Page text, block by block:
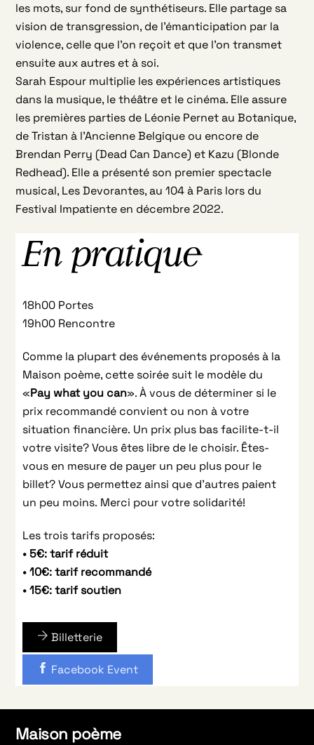
les mots, sur fond de synthétiseurs. Elle partage sa
vision de transgression, de l’émanticipation par la
violence, celle que l’on reçoit et que l’on transmet
ensuite aux autres et à soi.
Sarah Espour multiplie les expériences artistiques
dans la musique, le théâtre et le cinéma. Elle assure
les premières parties de Léonie Pernet au Botanique,
de Tristan à l’Ancienne Belgique ou encore de
Brendan Perry (Dead Can Dance) et Kazu (Blonde
Redhead). Elle a présenté son premier spectacle
musical, Les Devorantes, au 104 à Paris lors du
Festival Impatiente en décembre 2022.
En pratique
18h00 Portes
19h00 Rencontre
Comme la plupart des événements proposés à la
Maison poème, cette soirée suit le modèle du
«Pay what you can». À vous de déterminer si le
prix recommandé convient ou non à votre
situation financière. Un prix plus bas facilite-t-il
votre visite? Vous êtes libre de le choisir. Êtes-
vous en mesure de payer un peu plus pour le
billet? Vous permettez ainsi que d’autres paient
un peu moins. Merci pour votre solidarité!
Les trois tarifs proposés:
• 5€: tarif réduit
• 10€: tarif recommandé
• 15€: tarif soutien
Billetterie
Facebook Event
Maison poème